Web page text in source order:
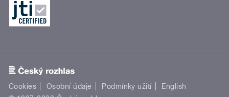
Cookies Osobní údaje Podmínky užití
English